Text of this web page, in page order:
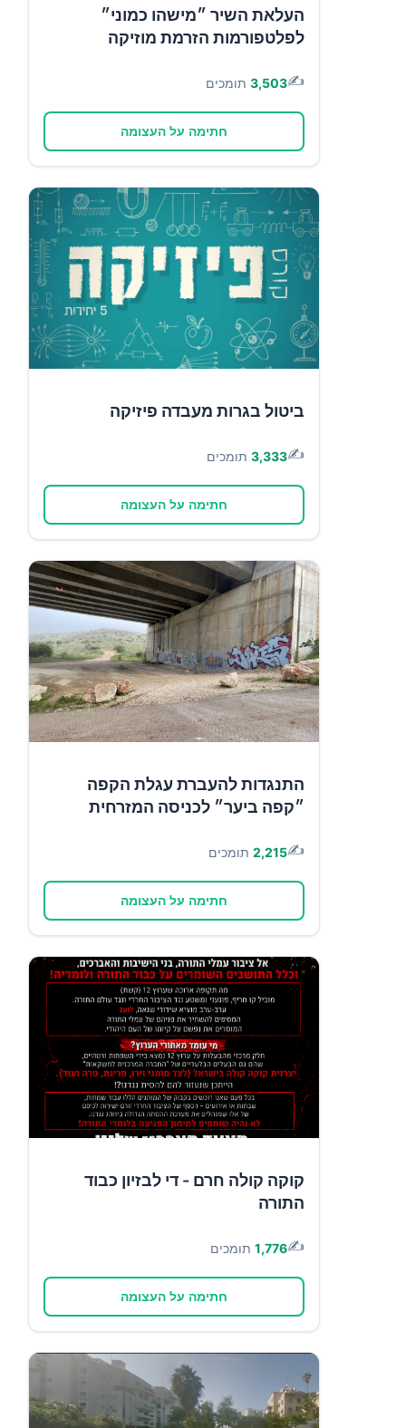
העלאת השיר ״מישהו כמוני״
לפלטפורמות הזרמת מוזיקה
✍️
3,503 תומכים
חתימה על העצומה
ביטול בגרות מעבדה פיזיקה
✍️
3,333 תומכים
חתימה על העצומה
התנגדות להעברת עגלת הקפה
״קפה ביער״ לכניסה המזרחית
✍️
2,215 תומכים
חתימה על העצומה
קוקה קולה חרם - די לבזיון כבוד
התורה
✍️
1,776 תומכים
חתימה על העצומה